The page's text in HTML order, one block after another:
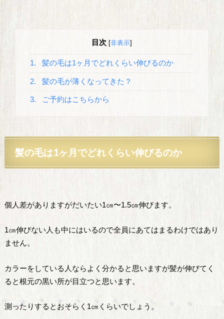
目次 [非表示]
1. 髪の毛は1ヶ月でどれくらい伸びるのか
2. 髪の毛が薄くなってきた？
3. ご予約はこちらから
髪の毛は1ヶ月でどれくらい伸びるのか
個人差がありますがだいたい1㎝〜1.5㎝伸びます。
1㎝伸びない人も中にはいるので全員にあてはまるわけではあり
ません。
カラーをしている人ならよく分かると思いますが髪が伸びてく
ると根元の黒い所が目立つと思います。
測ったりするとおそらく1㎝くらいでしょう。